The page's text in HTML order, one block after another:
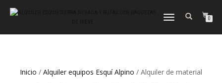
CAMBIAR
0
Inicio / Alquiler equipos Esquí Alpino / Alquiler de material